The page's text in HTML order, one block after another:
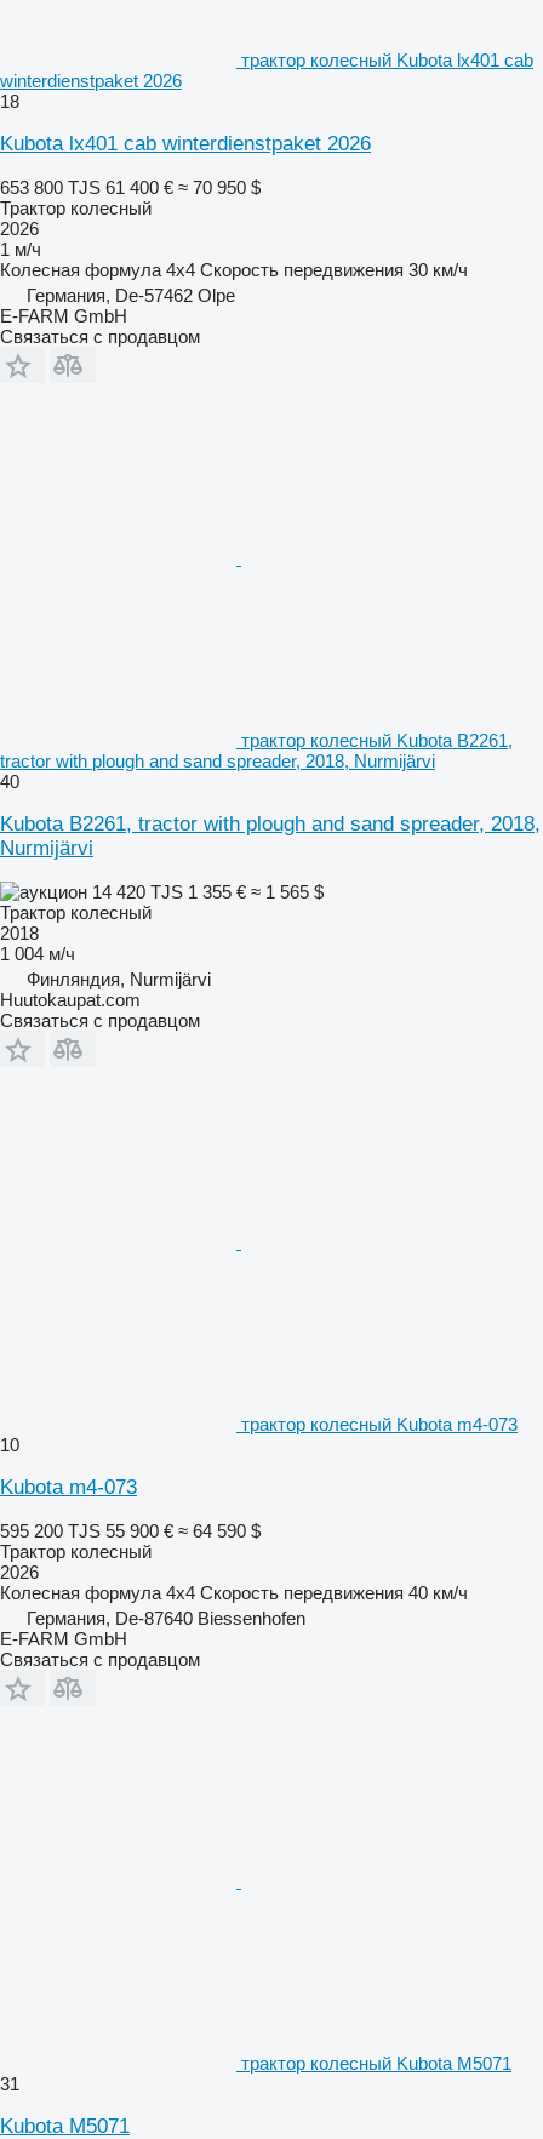
трактор колесный Kubota lx401 cab
winterdienstpaket 2026
18
Kubota lx401 cab winterdienstpaket 2026
653 800 TJS 61 400 € ≈ 70 950 $
Трактор колесный
2026
1 м/ч
Колесная формула 4x4 Скорость передвижения 30 км/ч
Германия, De-57462 Olpe
E-FARM GmbH
Связаться с продавцом
трактор колесный Kubota B2261,
tractor with plough and sand spreader, 2018, Nurmijärvi
40
Kubota B2261, tractor with plough and sand spreader, 2018,
Nurmijärvi
14 420 TJS 1 355 € ≈ 1 565 $
Трактор колесный
2018
1 004 м/ч
Финляндия, Nurmijärvi
Huutokaupat.com
Связаться с продавцом
трактор колесный Kubota m4-073
10
Kubota m4-073
595 200 TJS 55 900 € ≈ 64 590 $
Трактор колесный
2026
Колесная формула 4x4 Скорость передвижения 40 км/ч
Германия, De-87640 Biessenhofen
E-FARM GmbH
Связаться с продавцом
трактор колесный Kubota M5071
31
Kubota M5071